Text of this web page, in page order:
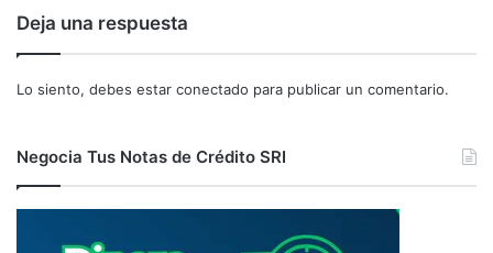
Deja una respuesta
Lo siento, debes estar conectado para publicar un comentario.
Negocia Tus Notas de Crédito SRI